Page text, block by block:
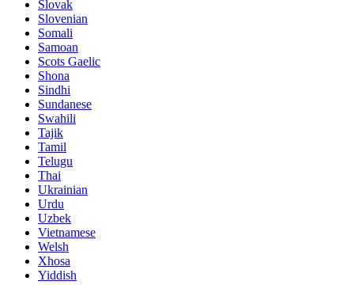
Slovak
Slovenian
Somali
Samoan
Scots Gaelic
Shona
Sindhi
Sundanese
Swahili
Tajik
Tamil
Telugu
Thai
Ukrainian
Urdu
Uzbek
Vietnamese
Welsh
Xhosa
Yiddish